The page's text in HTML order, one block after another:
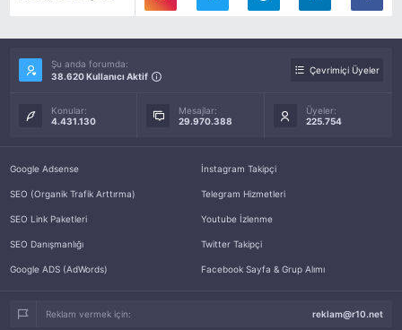
Şu anda forumda:
38.620 Kullanıcı Aktif
Çevrimiçi Üyeler
Konular:
4.431.130
Mesajlar:
29.970.388
Üyeler:
225.754
Google Adsense
SEO (Organik Trafik Arttırma)
SEO Link Paketleri
SEO Danışmanlığı
Google ADS (AdWords)
İnstagram Takipçi
Telegram Hizmetleri
Youtube İzlenme
Twitter Takipçi
Facebook Sayfa & Grup Alımı
Reklam vermek için: reklam@r10.net